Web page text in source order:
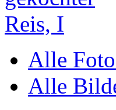
Alle
Alle